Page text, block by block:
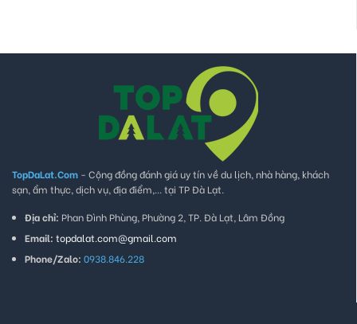
TopDaLat.Com - Cộng đồng đánh giá uy tín về du lịch, nhà hàng, khách
sạn, ẩm thực, dịch vụ, địa điểm,... tại TP Đà Lạt.
Địa chỉ: Phan Đình Phùng, Phường 2, TP. Đà Lạt, Lâm Đồng
Email: topdalat.com@gmail.com
Phone/Zalo: 0938.846.228